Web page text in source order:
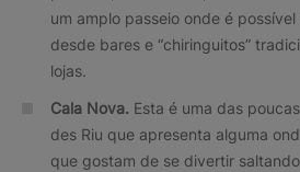
um amplo passeio onde é
desde bares e “chiringuitos”
lojas.
Cala Nova. Esta é uma das
des Riu que apresenta alguma
que gostam de se divertir